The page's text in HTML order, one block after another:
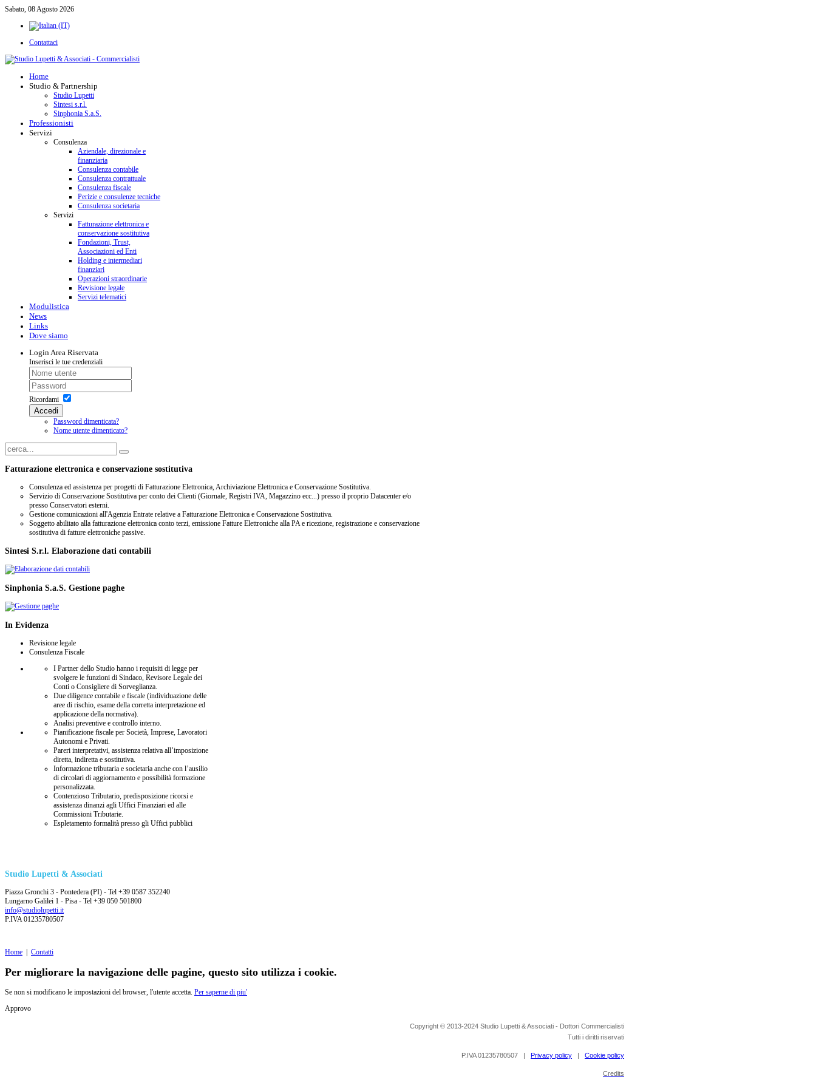
Sabato, 08 Agosto 2026
Contattaci
Home
Studio & Partnership
Studio Lupetti
Sintesi s.r.l.
Sinphonia S.a.S.
Professionisti
Servizi
Consulenza
Aziendale, direzionale e
finanziaria
Consulenza contabile
Consulenza contrattuale
Consulenza fiscale
Perizie e consulenze tecniche
Consulenza societaria
Servizi
Fatturazione elettronica e
conservazione sostitutiva
Fondazioni, Trust,
Associazioni ed Enti
Holding e intermediari
finanziari
Operazioni straordinarie
Revisione legale
Servizi telematici
Modulistica
News
Links
Dove siamo
LoginArea Riservata
Inserisci le tue credenziali
Ricordami
Accedi
Password dimenticata?
Nome utente dimenticato?
Fatturazione elettronica e conservazione sostitutiva
Consulenza ed assistenza per progetti di Fatturazione Elettronica, Archiviazione Elettronica e Conservazione Sostitutiva.
Servizio di Conservazione Sostitutiva per conto dei Clienti (Giornale, Registri IVA, Magazzino ecc...) presso il proprio Datacenter e/o
presso Conservatori esterni.
Gestione comunicazioni all'Agenzia Entrate relative a Fatturazione Elettronica e Conservazione Sostitutiva.
Soggetto abilitato alla fatturazione elettronica conto terzi, emissione Fatture Elettroniche alla PA e ricezione, registrazione e conservazione
sostitutiva di fatture elettroniche passive.
Sintesi S.r.l. Elaborazione dati contabili
Sinphonia S.a.S. Gestione paghe
In Evidenza
Revisione legale
Consulenza Fiscale
I Partner dello Studio hanno i requisiti di legge per
svolgere le funzioni di Sindaco, Revisore Legale dei
Conti o Consigliere di Sorveglianza.
Due diligence contabile e fiscale (individuazione delle
aree di rischio, esame della corretta interpretazione ed
applicazione della normativa).
Analisi preventive e controllo interno.
Pianificazione fiscale per Società, Imprese, Lavoratori
Autonomi e Privati.
Pareri interpretativi, assistenza relativa all’imposizione
diretta, indiretta e sostitutiva.
Informazione tributaria e societaria anche con l’ausilio
di circolari di aggiornamento e possibilità formazione
personalizzata.
Contenzioso Tributario, predisposizione ricorsi e
assistenza dinanzi agli Uffici Finanziari ed alle
Commissioni Tributarie.
Espletamento formalità presso gli Uffici pubblici
Studio Lupetti & Associati
Piazza Gronchi 3 - Pontedera (PI) - Tel +39 0587 352240
Lungarno Galilei 1 - Pisa - Tel +39 050 501800
info@studiolupetti.it
P.IVA 01235780507
Home Contatti
Per migliorare la navigazione delle pagine, questo sito utilizza i cookie.
Se non si modificano le impostazioni del browser, l'utente accetta. Per saperne di piu'
Approvo
Copyright © 2013-2024 Studio Lupetti & Associati - Dottori Commercialisti
Tutti i diritti riservati
P.IVA 01235780507 | Privacy policy Cookie policy
Credits